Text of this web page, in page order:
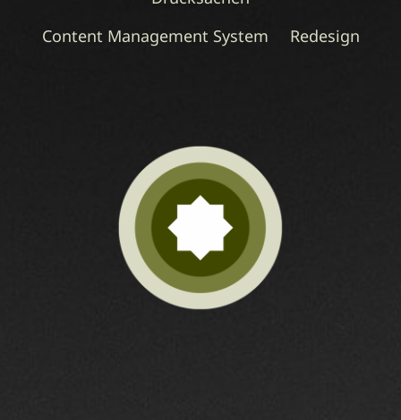
Content Management System
Redesign